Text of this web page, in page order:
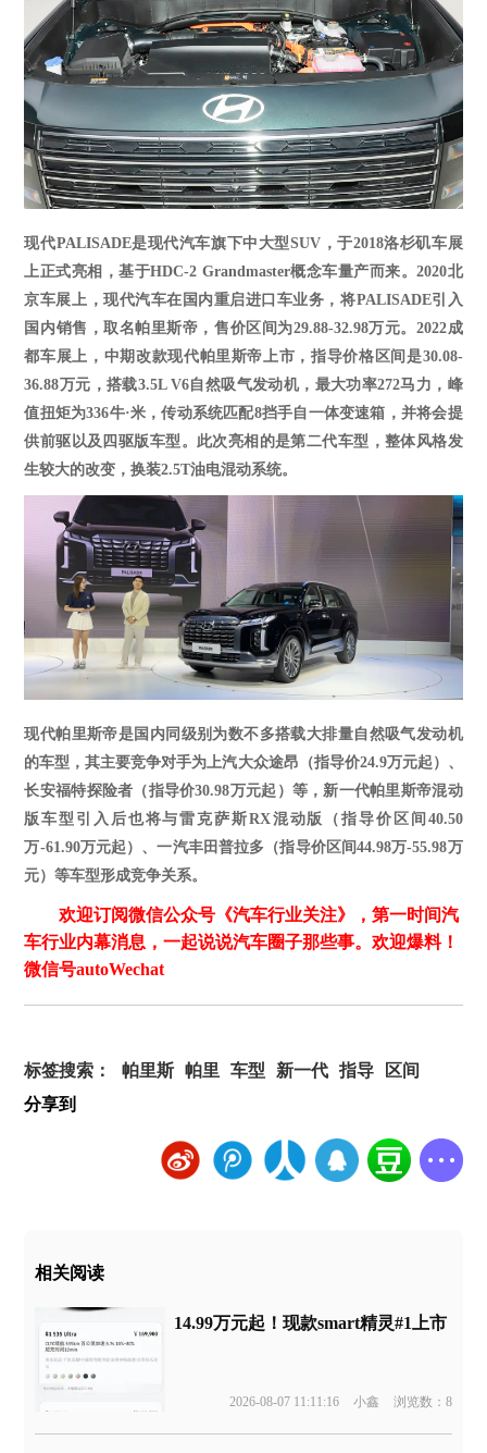
现代PALISADE是现代汽车旗下中大型SUV，于2018洛杉矶车展
上正式亮相，基于HDC-2 Grandmaster概念车量产而来。2020北
京车展上，现代汽车在国内重启进口车业务，将PALISADE引入
国内销售，取名帕里斯帝，售价区间为29.88-32.98万元。2022成
都车展上，中期改款现代帕里斯帝上市，指导价格区间是30.08-
36.88万元，搭载3.5L V6自然吸气发动机，最大功率272马力，峰
值扭矩为336牛·米，传动系统匹配8挡手自一体变速箱，并将会提
供前驱以及四驱版车型。 此次亮相的是第二代车型，整体风格发
生较大的改变，换装2.5T油电混动系统。
现代帕里斯帝是国内同级别为数不多搭载大排量自然吸气发动机
的车型，其主要竞争对手为上汽大众途昂（指导价24.9万元起）、
长安福特探险者（指导价30.98万元起）等，新一代帕里斯帝混动
版车型引入后也将与雷克萨斯RX混动版（指导价区间40.50
万-61.90万元起）、一汽丰田普拉多（指导价区间44.98万-55.98万
元）等车型形成竞争关系。
欢迎订阅微信公众号《汽车行业关注》，第一时间汽
车行业内幕消息，一起说说汽车圈子那些事。欢迎爆料！
微信号autoWechat
标签搜索： 帕里斯 帕里 车型 新一代 指导
区间
分享到
相关阅读
14.99万元起！现款smart精灵#1上市
2026-08-07 11:11:16 小鑫 浏览数：8